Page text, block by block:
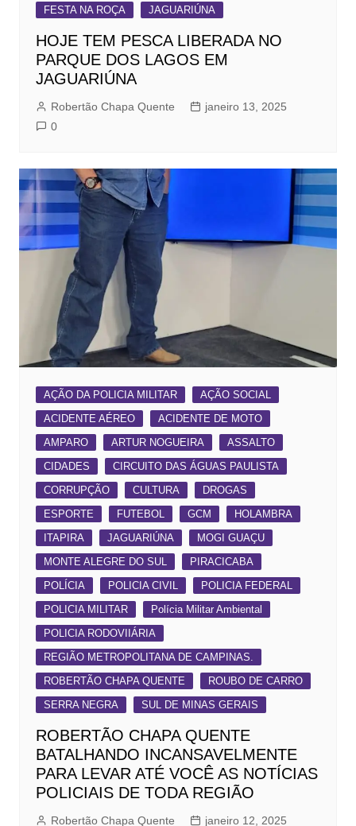
FESTA NA ROÇA
JAGUARIÚNA
HOJE TEM PESCA LIBERADA NO
PARQUE DOS LAGOS EM
JAGUARIÚNA
Robertão Chapa Quente
janeiro 13, 2025
0
AÇÃO DA POLICIA MILITAR
AÇÃO SOCIAL
ACIDENTE AÉREO
ACIDENTE DE MOTO
AMPARO
ARTUR NOGUEIRA
ASSALTO
CIDADES
CIRCUITO DAS ÁGUAS PAULISTA
CORRUPÇÃO
CULTURA
DROGAS
ESPORTE
FUTEBOL GCM
HOLAMBRA
ITAPIRA
JAGUARIÚNA
MOGI GUAÇU
MONTE ALEGRE DO SUL
PIRACICABA
POLÍCIA
POLICIA CIVIL
POLICIA FEDERAL
POLICIA MILITAR
Polícia Militar Ambiental
POLICIA RODOVIIÁRIA
REGIÃO METROPOLITANA DE CAMPINAS.
ROBERTÃO CHAPA QUENTE
ROUBO DE CARRO
SERRA NEGRA
SUL DE MINAS GERAIS
ROBERTÃO CHAPA QUENTE
BATALHANDO INCANSAVELMENTE
PARA LEVAR ATÉ VOCÊ AS NOTÍCIAS
POLICIAIS DE TODA REGIÃO
Robertão Chapa Quente janeiro 12, 2025